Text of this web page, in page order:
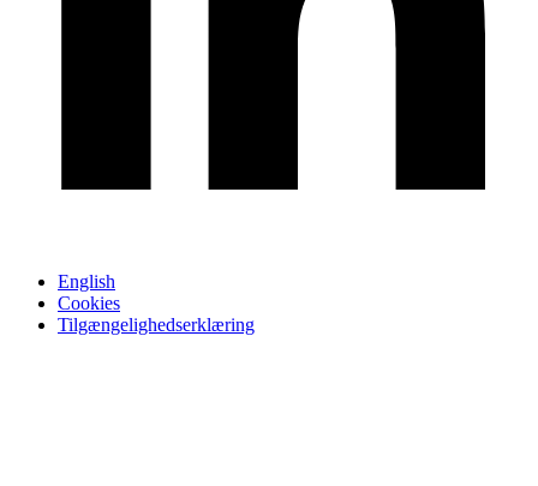
English
Cookies
Tilgængelighedserklæring